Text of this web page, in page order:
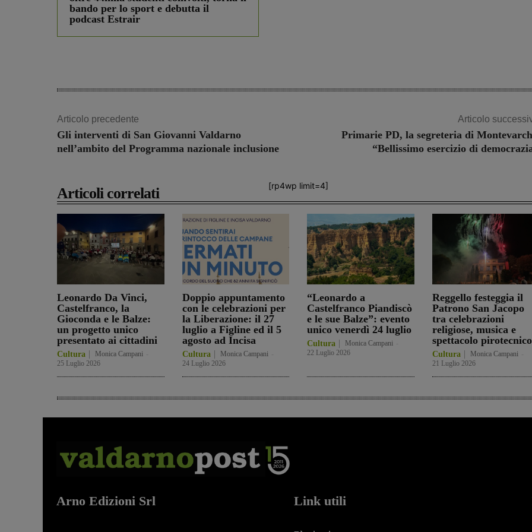
bando per lo sport e debutta il
podcast Estrair
Articolo precedente
Gli interventi di San Giovanni Valdarno
nell’ambito del Programma nazionale inclusione
Articolo
Primarie PD, la segreteria di
“Bellissimo esercizio di
[rp4wp limit=4]
Articoli correlati
Leonardo Da Vinci,
Castelfranco, la
Gioconda e le Balze:
un progetto unico
presentato ai cittadini
Cultura Monica Campani
25 Luglio 2026
Doppio appuntamento
con le celebrazioni per
la Liberazione: il 27
luglio a Figline ed il 5
agosto ad Incisa
Cultura Monica Campani
24 Luglio 2026
“Leonardo a
Castelfranco Piandiscò
e le sue Balze”: evento
unico venerdì 24 luglio
Cultura Monica Campani
22 Luglio 2026
Reggello festeggia il
Patrono San Jacopo
tra celebrazioni
religiose, musica e
spettacolo pirotecnico
Cultura Monica Campani
21 Luglio 2026
Arno Edizioni Srl Link utili